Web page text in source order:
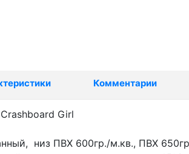
Комментарии
Girl
низ ПВХ 600гр./м.кв., ПВХ